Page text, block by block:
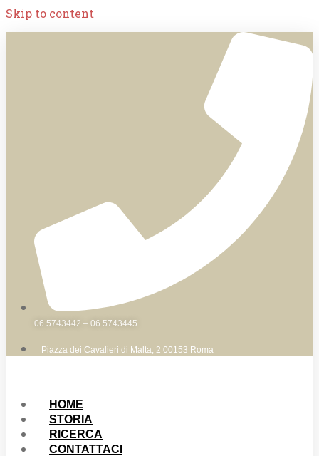
Skip to content
06 5743442 – 06 5743445
Piazza dei Cavalieri di Malta, 2 00153 Roma
HOME
STORIA
RICERCA
CONTATTACI